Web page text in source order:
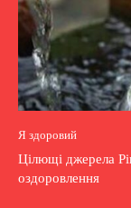
Я здоровий
Цілющі джерела
оздоровлення